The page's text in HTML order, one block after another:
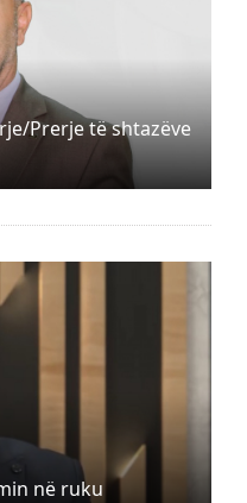
Prerje të shtazëve
në ruku